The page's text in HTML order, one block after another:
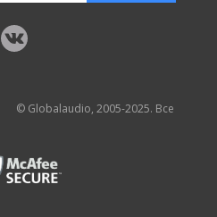
© Globalaudio, 2005-2025. Все